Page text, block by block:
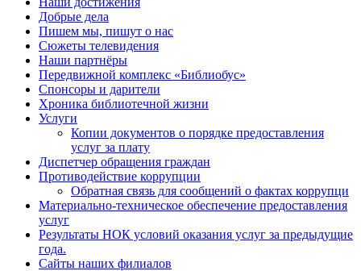
Добрые дела
Пишем мы, пишут о нас
Сюжеты телевидения
Наши партнёры
Передвижной комплекс «Библиобус»
Спонсоры и дарители
Хроника библиотечной жизни
Услуги
Копии документов о порядке предоставления
услуг за плату
Диспетчер обращения граждан
Противодействие коррупции
Обратная связь для сообщений о фактах коррупци
Материально-техническое обеспечение предоставления
услуг
Результаты НОК условий оказания услуг за предыдущие
года.
Сайты наших филиалов